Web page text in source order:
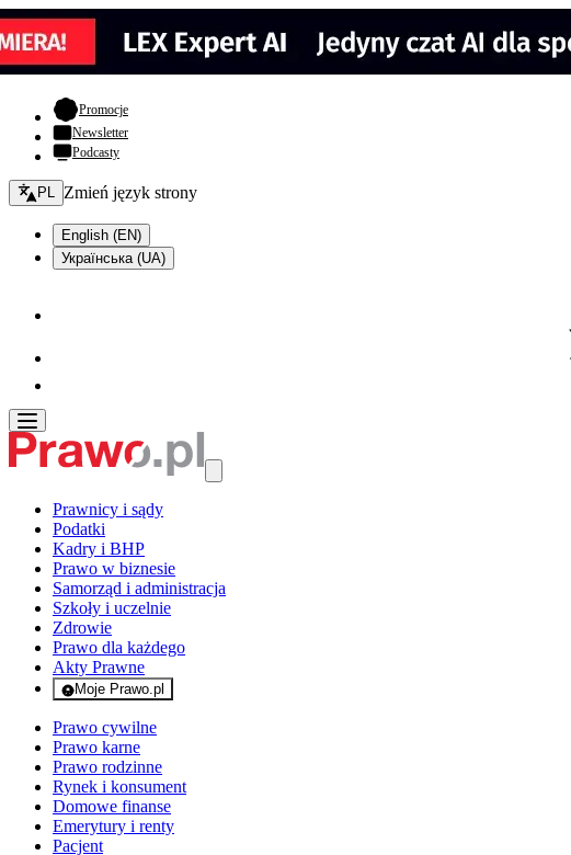
Promocje- otwiera się w nowej karcie
Newsletter
Podcasty
Zmień język - bieżący:
PL Zmień język strony
English (EN)
Українська (UA)
Prawnicy i sądy
Podatki
Kadry i BHP
Prawo w biznesie
Samorząd i administracja
Szkoły i uczelnie
Zdrowie
Prawo dla każdego
Akty Prawne
Moje Prawo.pl
- rejestracja i logowanie do serwisu
Prawo cywilne
Prawo karne
Prawo rodzinne
Rynek i konsument
Domowe finanse
Emerytury i renty
Pacjent